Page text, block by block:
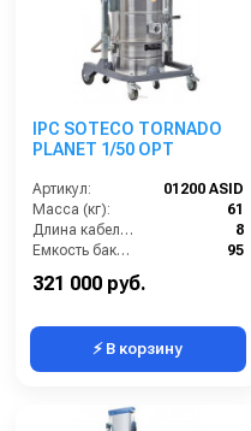
IPC SOTECO TORNADO
PLANET 1/50 OPT
Артикул:
01200 ASID
Масса (кг):
61
Длина кабеля (м):
8
Емкость бака для мусора (л):
95
321 000 руб.
⚡ В корзину